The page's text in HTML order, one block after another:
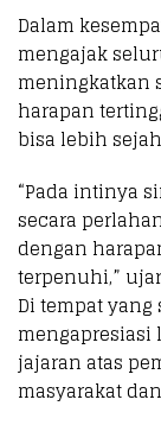
Dalam
mengajak
meningkatkan
harapan
bisa lebih
“Pada intinya
secara
dengan
terpenuhi,”
Di tempat yang
mengapresiasi
jajaran atas
masyarakat